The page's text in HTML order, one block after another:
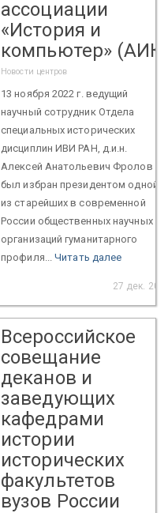
ассоциации
«История и
компьютер» (АИК)
Новости центров
13 ноября 2022 г. ведущий
научный сотрудник Отдела
специальных исторических
дисциплин ИВИ РАН, д.и.н.
Алексей Анатольевич Фролов
был избран президентом одной
из старейших в современной
России общественных научных
организаций гуманитарного
профиля...Читать далее
27 дек.
Всероссийское
совещание
деканов и
заведующих
кафедрами
истории
исторических
факультетов
вузов России